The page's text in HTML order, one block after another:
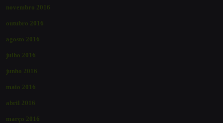
novembro 2016
outubro 2016
agosto 2016
julho 2016
junho 2016
maio 2016
abril 2016
março 2016